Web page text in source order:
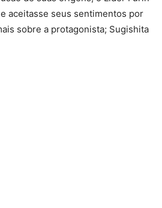
aceitasse seus sentimentos por
sobre a protagonista; Sugishita